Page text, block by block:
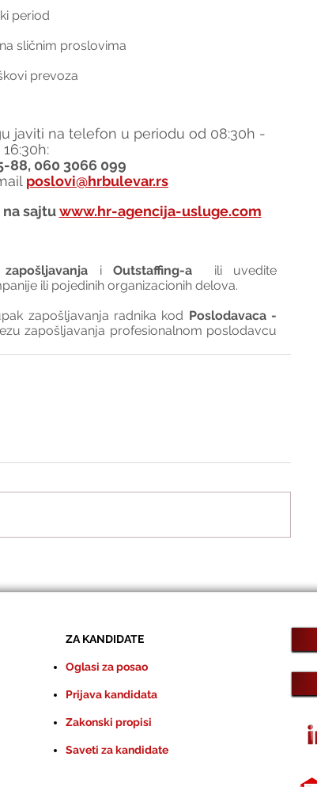
period
sličnim proslovima
prevoza
javiti na telefon u periodu od 08:30h -
16:30h:
88, 060 3066 099
poslovi@hrbulevar.rs
sajtu www.hr-agencija-usluge.com
i Outstaffing-a
ili pojedinih organizacionih delova.
zapošljavanja radnika kod Poslodavaca -
zapošljavanja profesionalnom poslodavcu
ZA KANDIDATE
Oglasi za posao
Prijava kandidata
Zakonski propisi
Saveti za kandidate